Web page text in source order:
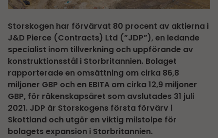
Storskogen har förvärvat 80 procent av aktierna i
J&D Pierce (Contracts) Ltd (”JDP”), en ledande
specialist inom tillverkning och uppförande av
konstruktionsstål i Storbritannien. Bolaget
rapporterade en omsättning om cirka 86,8
miljoner GBP och en EBITA om cirka 12,9 miljoner
GBP, för räkenskapsåret som avslutades 31 juli
2021. JDP är Storskogens första förvärv i
Skottland och utgör en viktig milstolpe för
bolagets expansion i Storbritannien.